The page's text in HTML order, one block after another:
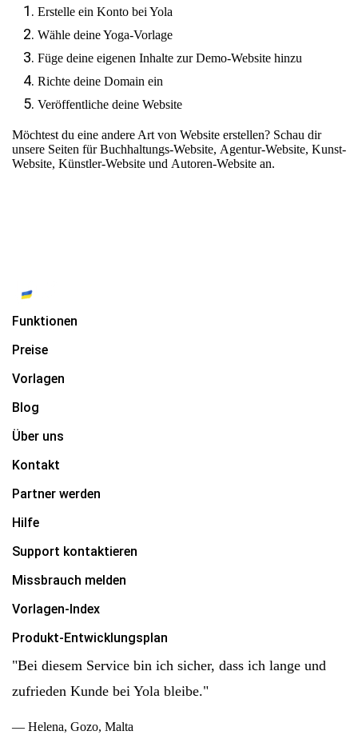
Erstelle ein Konto bei Yola
Wähle deine Yoga-Vorlage
Füge deine eigenen Inhalte zur Demo-Website hinzu
Richte deine Domain ein
Veröffentliche deine Website
Möchtest du eine andere Art von Website erstellen? Schau dir
unsere Seiten fürBuchhaltungs-Website, Agentur-Website, Kunst-
Website, Künstler-Website und Autoren-Website an.
Funktionen
Preise
Vorlagen
Blog
Über uns
Kontakt
Partner werden
Hilfe
Support kontaktieren
Missbrauch melden
Vorlagen-Index
Produkt-Entwicklungsplan
"Bei diesem Service bin ich sicher, dass ich lange und
zufrieden Kunde bei Yola bleibe."
— Helena, Gozo, Malta